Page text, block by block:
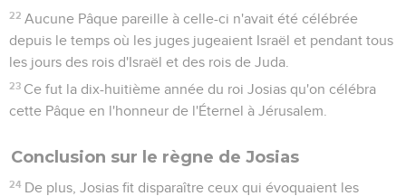
22 Aucune Pâque pareille à celle-ci n'avait été célébrée
depuis le temps où les juges jugeaient Israël et pendant tous
les jours des rois d'Israël et des rois de Juda.
23 Ce fut la dix-huitième année du roi Josias qu'on célébra
cette Pâque en l'honneur de l'Éternel à Jérusalem.
Conclusion sur le règne de Josias
24 De plus, Josias fit disparaître ceux qui évoquaient les